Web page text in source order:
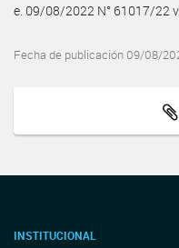
e. 09/08/2022 N° 61017/22
Fecha de publicación 09/08/
INSTITUCIONAL